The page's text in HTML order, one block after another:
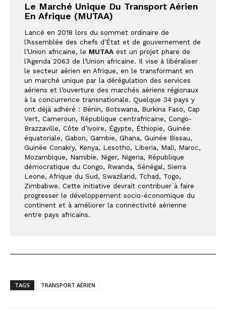
Le Marché Unique Du Transport Aérien
En Afrique (MUTAA)
Lancé en 2018 lors du sommet ordinaire de
l’Assemblée des chefs d’État et de gouvernement de
l’Union africaine, le MUTAA est un projet phare de
l’Agenda 2063 de l’Union africaine. Il vise à libéraliser
le secteur aérien en Afrique, en le transformant en
un marché unique par la dérégulation des services
aériens et l’ouverture des marchés aériens régionaux
à la concurrence transnationale. Quelque 34 pays y
ont déjà adhéré : Bénin, Botswana, Burkina Faso, Cap
Vert, Cameroun, République centrafricaine, Congo-
Brazzaville, Côte d’Ivoire, Égypte, Éthiopie, Guinée
équatoriale, Gabon, Gambie, Ghana, Guinée Bissau,
Guinée Conakry, Kenya, Lesotho, Liberia, Mali, Maroc,
Mozambique, Namibie, Niger, Nigeria, République
démocratique du Congo, Rwanda, Sénégal, Sierra
Leone, Afrique du Sud, Swaziland, Tchad, Togo,
Zimbabwe. Cette initiative devrait contribuer à faire
progresser le développement socio-économique du
continent et à améliorer la connectivité aérienne
entre pays africains.
TAGS TRANSPORT AÉRIEN